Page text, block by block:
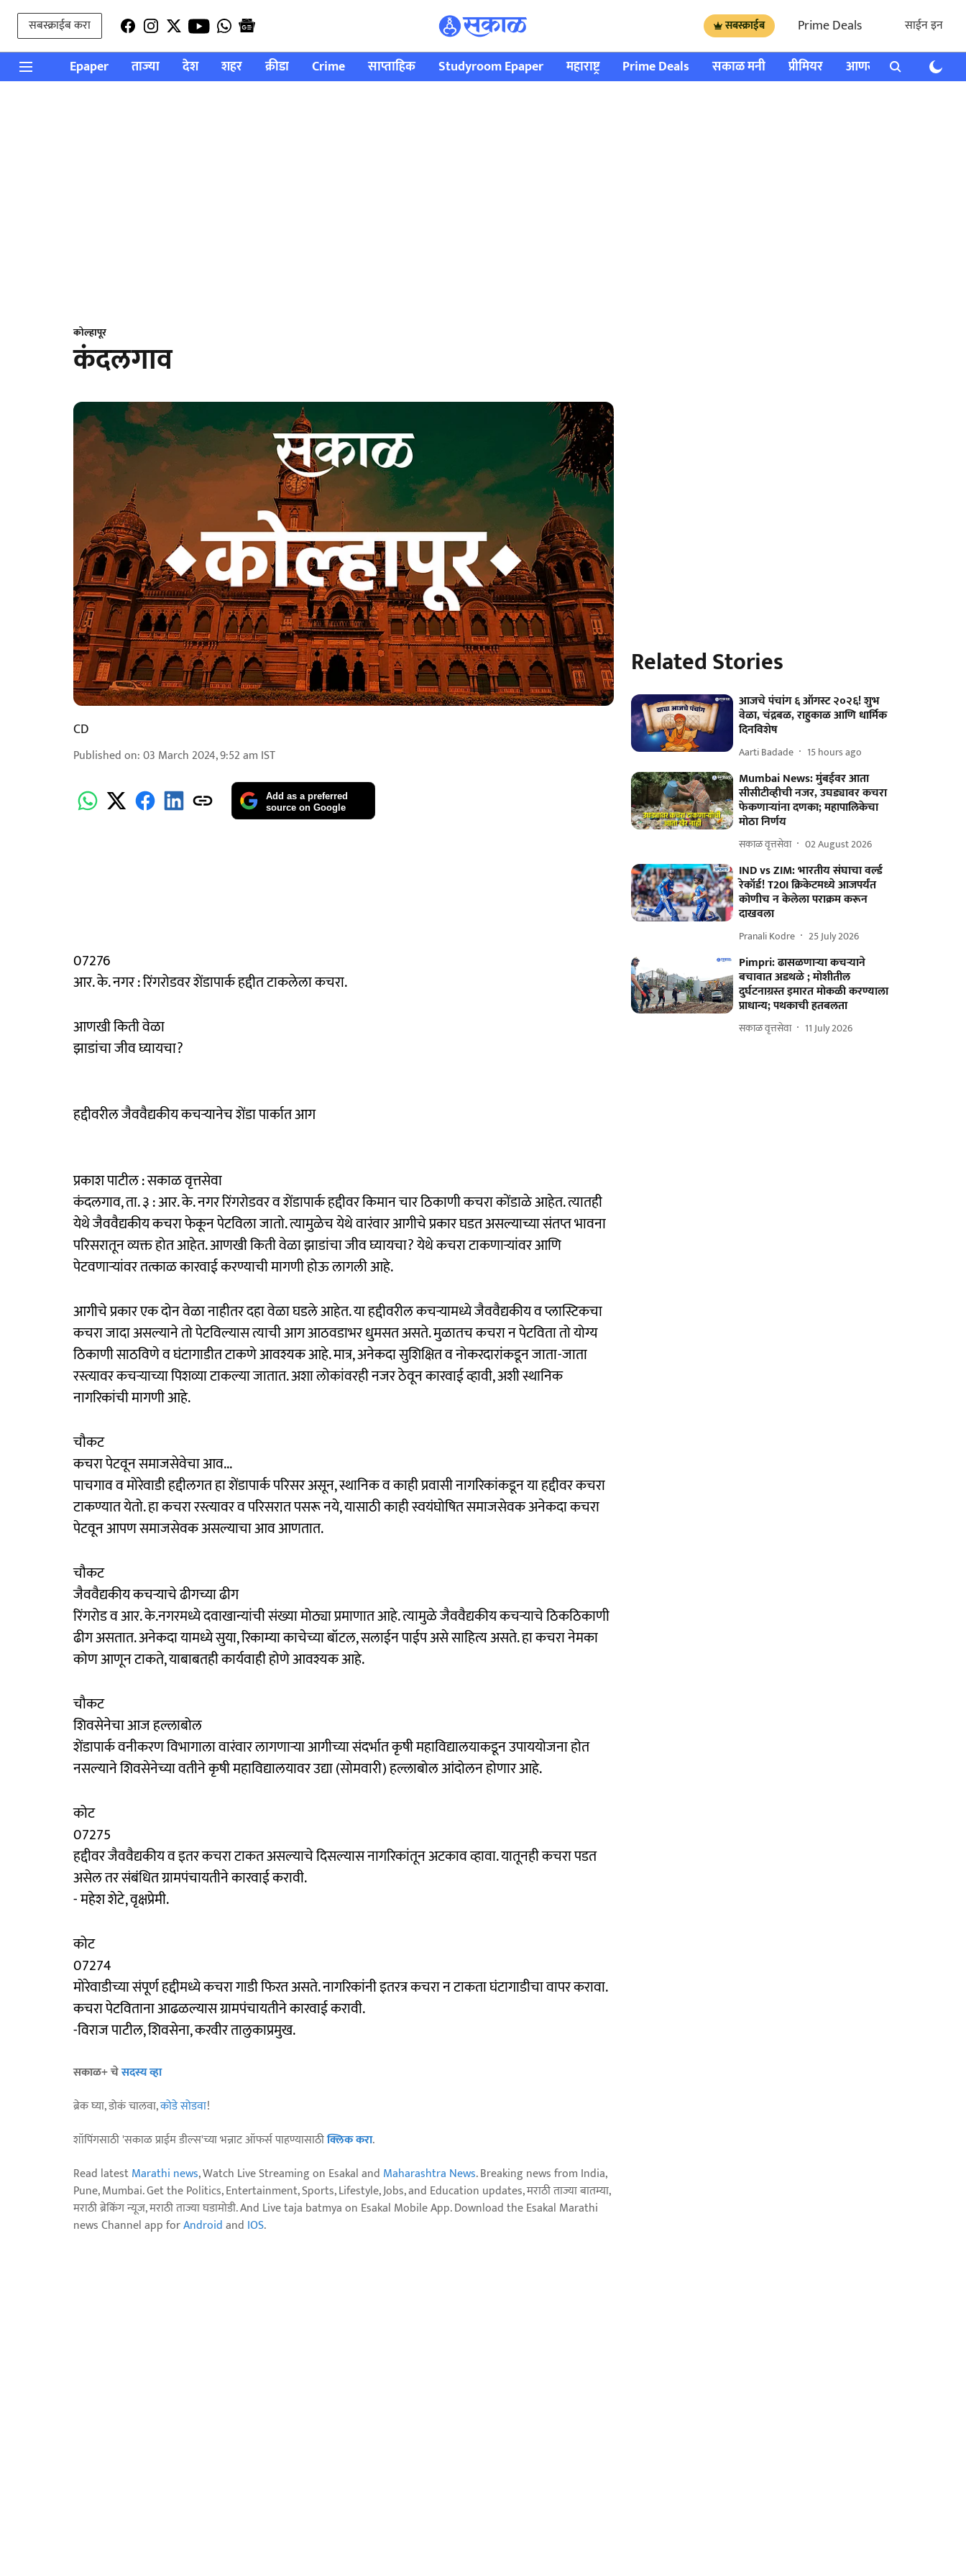
सबस्क्राईब करा सबस्क्राईब Prime Deals साईन इन
Epaper ताज्या देश शहर क्रीडा Crime साप्ताहिक Studyroom Epaper महाराष्ट्र Prime Deals सकाळ मनी प्रीमियर आणखी राशी भविष्य
कोल्हापूर
कंदलगाव
CD
Published on:03 March 2024, 9:52 am IST
Add as a preferred
source on Google
07276
आर. के. नगर : रिंगरोडवर शेंडापार्क हद्दीत टाकलेला कचरा.
आणखी किती वेळा
झाडांचा जीव घ्यायचा?
हद्दीवरील जैववैद्यकीय कचऱ्यानेच शेंडा पार्कात आग
प्रकाश पाटील : सकाळ वृत्तसेवा
कंदलगाव, ता. ३ : आर. के. नगर रिंगरोडवर व शेंडापार्क हद्दीवर किमान चार ठिकाणी कचरा कोंडाळे आहेत. त्यातही
येथे जैववैद्यकीय कचरा फेकून पेटविला जातो. त्यामुळेच येथे वारंवार आगीचे प्रकार घडत असल्याच्या संतप्त भावना
परिसरातून व्यक्त होत आहेत. आणखी किती वेळा झाडांचा जीव घ्यायचा? येथे कचरा टाकणाऱ्यांवर आणि
पेटवणाऱ्यांवर तत्काळ कारवाई करण्याची मागणी होऊ लागली आहे.
आगीचे प्रकार एक दोन वेळा नाहीतर दहा वेळा घडले आहेत. या हद्दीवरील कचऱ्यामध्ये जैववैद्यकीय व प्लास्टिकचा
कचरा जादा असल्याने तो पेटविल्यास त्याची आग आठवडाभर धुमसत असते. मुळातच कचरा न पेटविता तो योग्य
ठिकाणी साठविणे व घंटागाडीत टाकणे आवश्यक आहे. मात्र, अनेकदा सुशिक्षित व नोकरदारांकडून जाता-जाता
रस्त्यावर कचऱ्याच्या पिशव्या टाकल्या जातात. अशा लोकांवरही नजर ठेवून कारवाई व्हावी, अशी स्थानिक
नागरिकांची मागणी आहे.
चौकट
कचरा पेटवून समाजसेवेचा आव...
पाचगाव व मोरेवाडी हद्दीलगत हा शेंडापार्क परिसर असून, स्थानिक व काही प्रवासी नागरिकांकडून या हद्दीवर कचरा
टाकण्यात येतो. हा कचरा रस्त्यावर व परिसरात पसरू नये, यासाठी काही स्वयंघोषित समाजसेवक अनेकदा कचरा
पेटवून आपण समाजसेवक असल्याचा आव आणतात.
चौकट
जैववैद्यकीय कचऱ्याचे ढीगच्या ढीग
रिंगरोड व आर. के.नगरमध्ये दवाखान्यांची संख्या मोठ्या प्रमाणात आहे. त्यामुळे जैववैद्यकीय कचऱ्याचे ठिकठिकाणी
ढीग असतात. अनेकदा यामध्ये सुया, रिकाम्या काचेच्या बॉटल, सलाईन पाईप असे साहित्य असते. हा कचरा नेमका
कोण आणून टाकते, याबाबतही कार्यवाही होणे आवश्यक आहे.
चौकट
शिवसेनेचा आज हल्लाबोल
शेंडापार्क वनीकरण विभागाला वारंवार लागणाऱ्या आगीच्या संदर्भात कृषी महाविद्यालयाकडून उपाययोजना होत
नसल्याने शिवसेनेच्या वतीने कृषी महाविद्यालयावर उद्या (सोमवारी) हल्लाबोल आंदोलन होणार आहे.
कोट
07275
हद्दीवर जैववैद्यकीय व इतर कचरा टाकत असल्याचे दिसल्यास नागरिकांतून अटकाव व्हावा. यातूनही कचरा पडत
असेल तर संबंधित ग्रामपंचायतीने कारवाई करावी.
- महेश शेटे, वृक्षप्रेमी.
कोट
07274
मोरेवाडीच्या संपूर्ण हद्दीमध्ये कचरा गाडी फिरत असते. नागरिकांनी इतरत्र कचरा न टाकता घंटागाडीचा वापर करावा.
कचरा पेटविताना आढळल्यास ग्रामपंचायतीने कारवाई करावी.
-विराज पाटील, शिवसेना, करवीर तालुकाप्रमुख.
सकाळ+ चेसदस्य व्हा
ब्रेक घ्या, डोकं चालवा,कोडे सोडवा!
शॉपिंगसाठी 'सकाळ प्राईम डील्स'च्या भन्नाट ऑफर्स पाहण्यासाठीक्लिक करा.
Read latestMarathi news, Watch Live Streaming on Esakal and Maharashtra News. Breaking news from India,
Pune, Mumbai. Get the Politics, Entertainment, Sports, Lifestyle, Jobs, and Education updates, मराठी ताज्या बातम्या,
मराठी ब्रेकिंग न्यूज, मराठी ताज्या घडामोडी. And Live taja batmya on Esakal Mobile App. Download the Esakal Marathi
news Channel app forAndroidand IOS.
Related Stories
आजचे पंचांग ६ ऑगस्ट २०२६! शुभ
वेळा, चंद्रबळ, राहुकाळ आणि धार्मिक
दिनविशेष
Aarti Badade 15 hours ago
Mumbai News: मुंबईवर आता
सीसीटीव्हीची नजर, उघड्यावर कचरा
फेकणाऱ्यांना दणका; महापालिकेचा
मोठा निर्णय
सकाळ वृत्तसेवा 02 August 2026
IND vs ZIM: भारतीय संघाचा वर्ल्ड
रेकॉर्ड! T20I क्रिकेटमध्ये आजपर्यंत
कोणीच न केलेला पराक्रम करून
दाखवला
Pranali Kodre 25 July 2026
Pimpri: ढासळणाऱ्या कचऱ्याने
बचावात अडथळे ; मोशीतील
दुर्घटनाग्रस्त इमारत मोकळी करण्याला
प्राधान्य; पथकाची हतबलता
सकाळ वृत्तसेवा 11 July 2026